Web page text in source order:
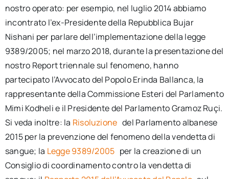
nostro operato: per esempio, nel luglio 2014 abbiamo
incontrato l’ex-Presidente della Repubblica Bujar
Nishani per parlare dell’implementazione della legge
9389/2005; nel marzo 2018, durante la presentazione del
nostro Report triennale sul fenomeno, hanno
partecipato l’Avvocato del Popolo Erinda Ballanca, la
rappresentante della Commissione Esteri del Parlamento
Mimi Kodheli e il Presidente del Parlamento Gramoz Ruçi.
Si veda inoltre: la Risoluzione del Parlamento albanese
2015 per la prevenzione del fenomeno della vendetta di
sangue; la Legge 9389/2005 per la creazione di un
Consiglio di coordinamento contro la vendetta di